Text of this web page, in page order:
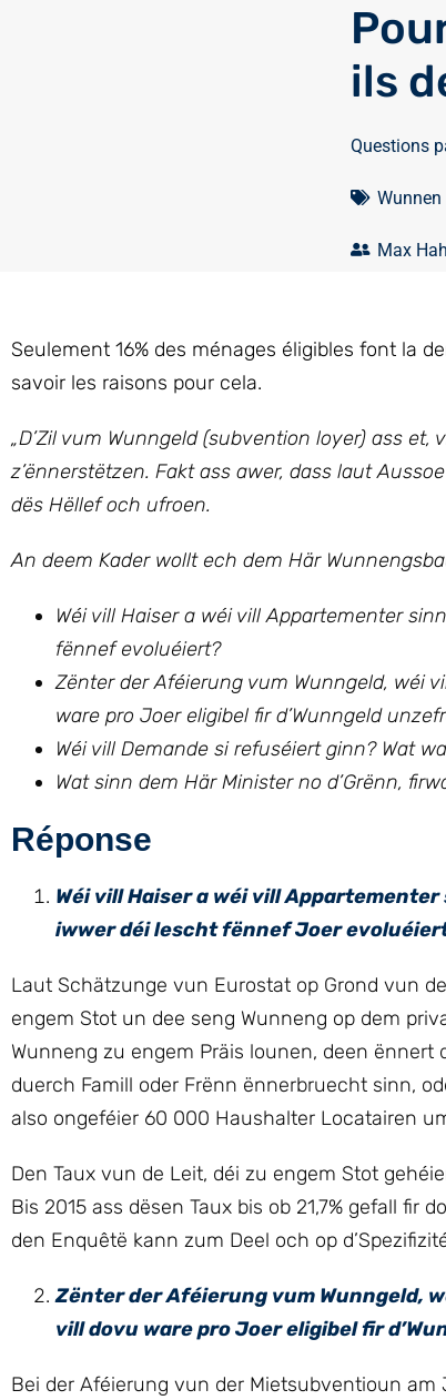
ils
Questions
Wunnen
Max
Seulement 16% des ménages éligibles font la
savoir les raisons pour cela.
„D’Zil vum Wunngeld (subvention loyer) ass
z’ënnerstëtzen. Fakt ass awer, dass laut
dës Hëllef och ufroen.
An deem Kader wollt ech dem Här
Wéi vill Haiser a wéi vill Appartementer
fënnef evoluéiert?
Zënter der Aféierung vum Wunngeld, wéi
ware pro Joer eligibel fir d’Wunngeld
Wéi vill Demande si refuséiert ginn? Wat
Wat sinn dem Här Minister no d’Grënn,
Réponse
Wéi vill Haiser a wéi vill
iwwer déi lescht fënnef Joer
Laut Schätzunge vun Eurostat op Grond vun
engem Stot un dee seng Wunneng op dem
Wunneng zu engem Präis lounen, deen
duerch Famill oder Frënn ënnerbruecht sinn,
also ongeféier 60 000 Haushalter Locatairen
Den Taux vun de Leit, déi zu engem Stot
Bis 2015 ass dësen Taux bis ob 21,7% gefall fir
den Enquêtë kann zum Deel och op
Zënter der Aféierung vum Wunngeld,
vill dovu ware pro Joer eligibel fir
Bei der Aféierung vun der Mietsubventioun am